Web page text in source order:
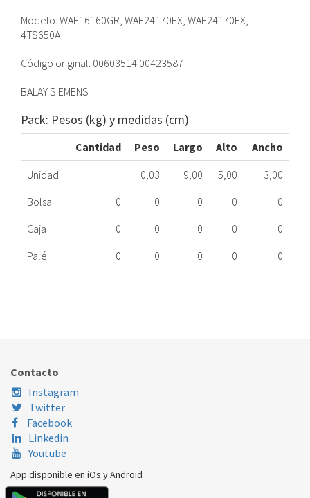
Modelo: WAE16160GR, WAE24170EX, WAE24170EX,
4TS650A
Código original: 00603514 00423587
BALAY SIEMENS
Pack: Pesos (kg) y medidas (cm)
Cantidad Peso Largo Alto
Ancho
Unidad
0,03 9,00 5,00
3,00
Bolsa
0 0 0 0
0
Caja
0 0 0 0
0
Palé
0 0 0 0 0
Contacto
Instagram
Twitter
Facebook
Linkedin
Youtube
App disponible en iOs y Android